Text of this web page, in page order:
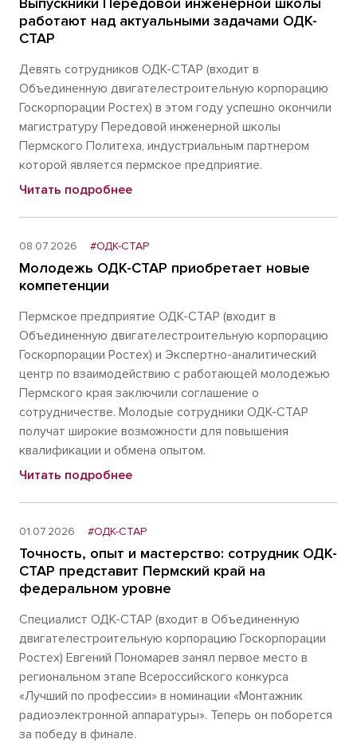
работают над актуальными задачами ОДК-
СТАР
Девять сотрудников ОДК-СТАР (входит в
Объединенную двигателестроительную корпорацию
Госкорпорации Ростех) в этом году успешно окончили
магистратуру Передовой инженерной школы
Пермского Политеха, индустриальным партнером
которой является пермское предприятие.
Читать подробнее
08.07.2026 #ОДК-СТАР
Молодежь ОДК-СТАР приобретает новые
компетенции
Пермское предприятие ОДК-СТАР (входит в
Объединенную двигателестроительную корпорацию
Госкорпорации Ростех) и Экспертно-аналитический
центр по взаимодействию с работающей молодежью
Пермского края заключили соглашение о
сотрудничестве. Молодые сотрудники ОДК-СТАР
получат широкие возможности для повышения
квалификации и обмена опытом.
Читать подробнее
01.07.2026 #ОДК-СТАР
Точность, опыт и мастерство: сотрудник ОДК-
СТАР представит Пермский край на
федеральном уровне
Специалист ОДК-СТАР (входит в Объединенную
двигателестроительную корпорацию Госкорпорации
Ростех) Евгений Пономарев занял первое место в
региональном этапе Всероссийского конкурса
«Лучший по профессии» в номинации «Монтажник
радиоэлектронной аппаратуры». Теперь он поборется
за победу в финале.